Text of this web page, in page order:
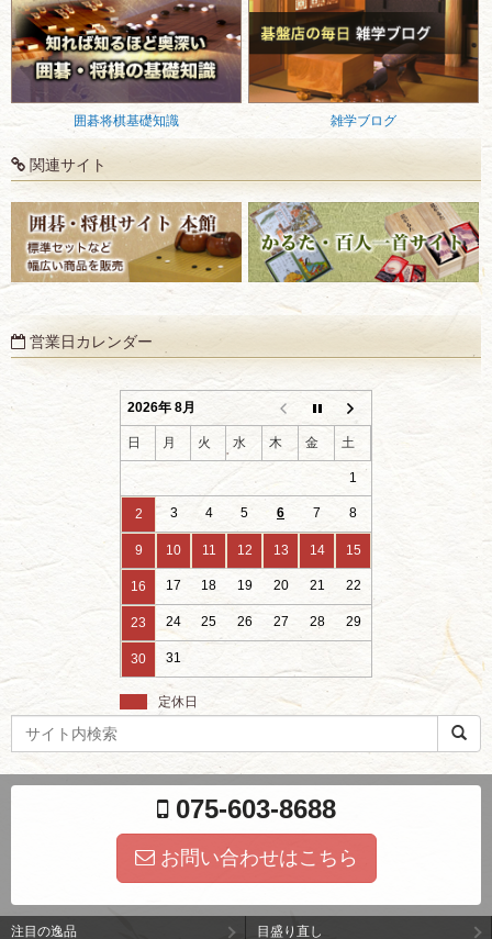
囲碁将棋基礎知識 雑学ブログ
関連サイト
営業日カレンダー
2026年 8月
日 月 火 水 木 金 土
1
2 3 4 5 6 7 8
9 10 11 12 13 14 15
16 17 18 19 20 21 22
23 24 25 26 27 28 29
30 31
定休日
ー
075-603-8688
お問い合わせはこちら
注目の逸品 目盛り直し